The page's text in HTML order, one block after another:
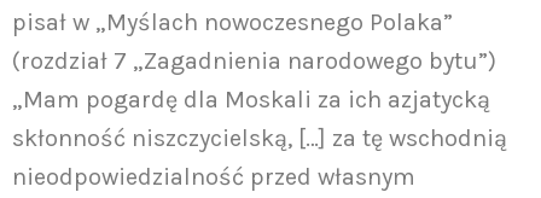
pisał w „Myślach nowoczesnego Polaka”
(rozdział 7 „Zagadnienia narodowego bytu”)
„Mam pogardę dla Moskali za ich azjatycką
skłonność niszczycielską, […] za tę wschodnią
nieodpowiedzialność przed własnym